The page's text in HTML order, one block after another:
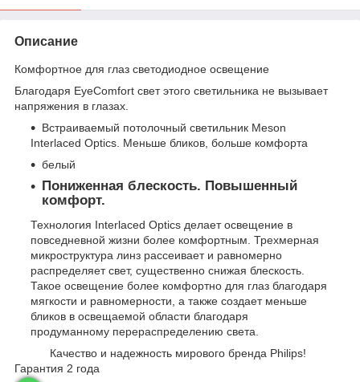
Описание
Комфортное для глаз светодиодное освещение
Благодаря EyeComfort свет этого светильника не вызывает
напряжения в глазах.
Встраиваемый потолочный светильник Meson
Interlaced Optics. Меньше бликов, больше комфорта
белый
Пониженная блескость. Повышенный
комфорт.
Технология Interlaced Optics делает освещение в
повседневной жизни более комфортным. Трехмерная
микроструктура линз рассеивает и равномерно
распределяет свет, существенно снижая блескость.
Такое освещение более комфортно для глаз благодаря
мягкости и равномерности, а также создает меньше
бликов в освещаемой области благодаря
продуманному перераспределению света.
Качество и надежность мирового бренда Philips!
Гарантия 2 года